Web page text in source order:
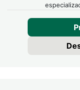
Algunos cirujanos
en un mismo
base, y el lipofilling
más natural. Es